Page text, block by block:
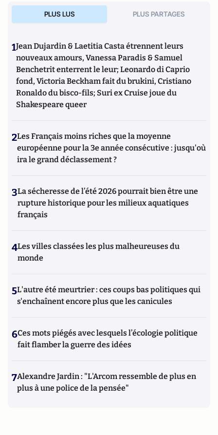
PLUS LUS PLUS PARTAGES
1Jean Dujardin & Laetitia Casta étrennent leurs
nouveaux amours, Vanessa Paradis & Samuel
Benchetrit enterrent le leur; Leonardo di Caprio
fond, Victoria Beckham fait du brukini, Cristiano
Ronaldo du bisco-fils; Suri ex Cruise joue du
Shakespeare queer
2Les Français moins riches que la moyenne
européenne pour la 3e année consécutive : jusqu'où
ira le grand déclassement ?
3La sécheresse de l’été 2026 pourrait bien être une
rupture historique pour les milieux aquatiques
français
4Les villes classées les plus malheureuses du
monde
5L'autre été meurtrier : ces coups bas politiques qui
s'enchaînent encore plus que les canicules
6Ces mots piégés avec lesquels l’écologie politique
fait flamber la guerre des idées
7Alexandre Jardin : "L'Arcom ressemble de plus en
plus à une police de la pensée"